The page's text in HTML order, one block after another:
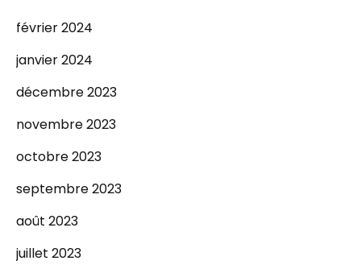
février 2024
janvier 2024
décembre 2023
novembre 2023
octobre 2023
septembre 2023
août 2023
juillet 2023